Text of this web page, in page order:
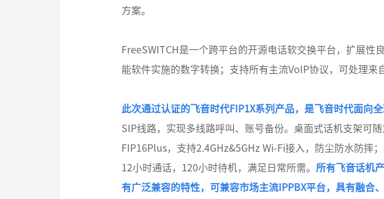
方案。
FreeSWITCH是一个跨平台的开源电话软交换平台，扩展
能软件实施的数字转换；支持所有主流VoIP协议，可处理来
此次通过认证的飞音时代FIP1X系列产品，是飞音时代面向
SIP线路，实现多线路呼叫、账号备份。桌面式话机支架可
FIP16Plus，支持2.4GHz&5GHz Wi-Fi接入，防尘防水防摔
12小时通话，120小时待机，满足日常所需。 所有飞音话机
有广泛兼容的特性，可兼容市场主流IPPBX平台，具有融合